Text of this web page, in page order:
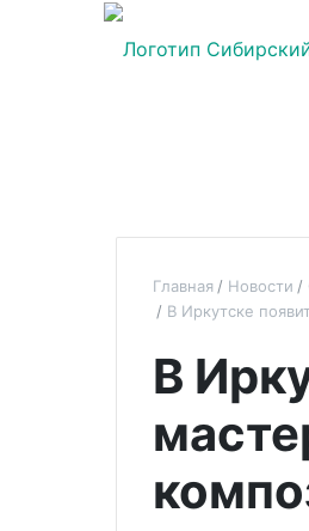
Главная Новости
В Иркутске
В